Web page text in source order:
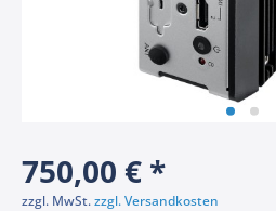
750,00 € *
zzgl. MwSt.zzgl. Versandkosten